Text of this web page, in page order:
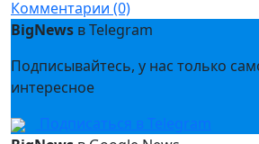
Комментарии (0)
BigNews в Telegram
Подписывайтесь, у нас только
интересное
Подписаться в Telegram